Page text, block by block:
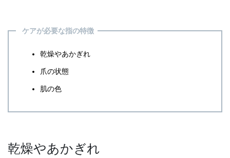
ケアが必要な指の特徴
乾燥やあかぎれ
爪の状態
肌の色
乾燥やあかぎれ